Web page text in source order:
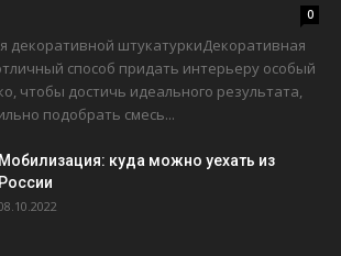
0
декоративной штукатуркиДекоративная
способ придать интерьеру особый
чтобы достичь идеального результата,
подобрать смесь...
Мобилизация: куда можно уехать из
России